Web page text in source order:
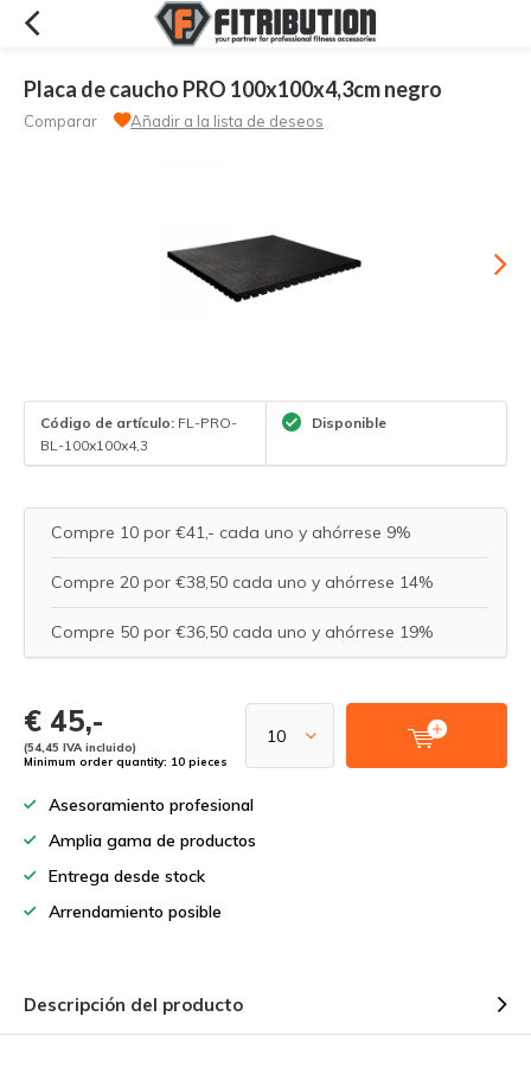
Placa de caucho PRO 100x100x4,3cm negro
Comparar Añadir a la lista de deseos
Código de artículo: FL-PRO-
BL-100x100x4,3
Disponible
Compre 10 por €41,- cada uno y ahórrese 9%
Compre 20 por €38,50 cada uno y ahórrese 14%
Compre 50 por €36,50 cada uno y ahórrese 19%
€ 45,-
(54,45 IVA incluido)
Minimum order quantity: 10 pieces
Asesoramiento profesional
Amplia gama de productos
Entrega desde stock
Arrendamiento posible
Descripción del producto